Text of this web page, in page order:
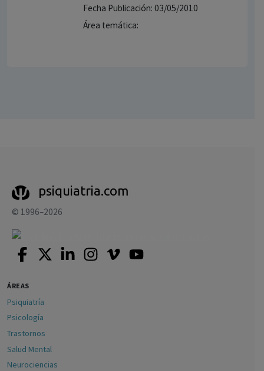
Fecha Publicación: 03/05/2010
Área temática:
psiquiatria.com
© 1996–2026
ÁREAS
Psiquiatría
Psicología
Trastornos
Salud Mental
Neurociencias